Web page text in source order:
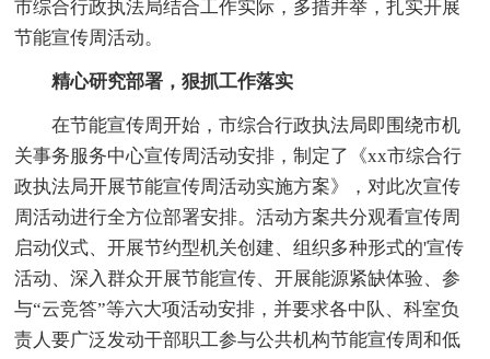
市综合行政执法局结合工作实际，多措并举，扎实开展
节能宣传周活动。
精心研究部署，狠抓工作落实
在节能宣传周开始，市综合行政执法局即围绕市机
关事务服务中心宣传周活动安排，制定了《xx市综合行
政执法局开展节能宣传周活动实施方案》，对此次宣传
周活动进行全方位部署安排。活动方案共分观看宣传周
启动仪式、开展节约型机关创建、组织多种形式的'宣传
活动、深入群众开展节能宣传、开展能源紧缺体验、参
与“云竞答”等六大项活动安排，并要求各中队、科室负
责人要广泛发动干部职工参与公共机构节能宣传周和低